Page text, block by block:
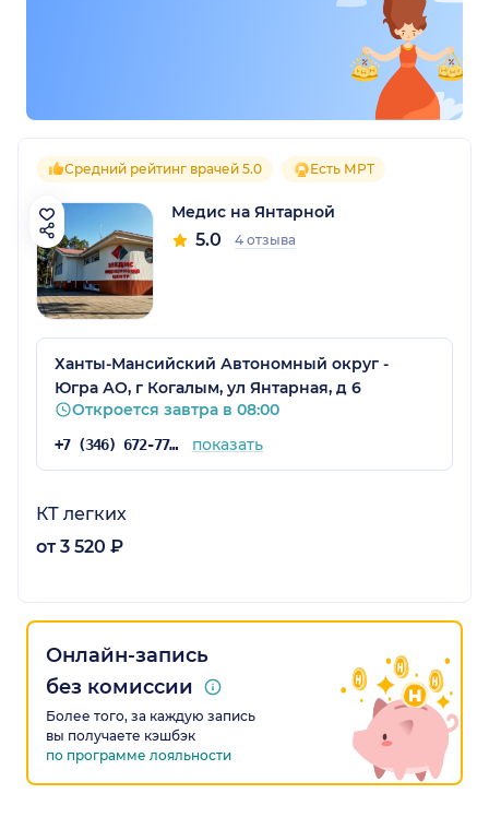
Средний рейтинг врачей 5.0 Есть МРТ
Медис на Янтарной
5.0 4 отзыва
Ханты-Мансийский Автономный округ -
Югра АО, г Когалым, ул Янтарная, д 6
Откроется завтра в 08:00
+7 (346) 672-77-03 показать
КТ легких
от 3 520 ₽
Онлайн-запись
без комиссии
Более того, за каждую запись
вы получаете кэшбэк
по программе лояльности